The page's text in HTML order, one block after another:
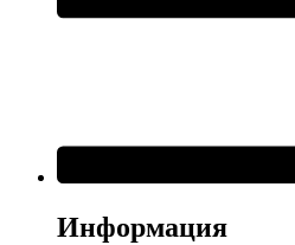
Информация